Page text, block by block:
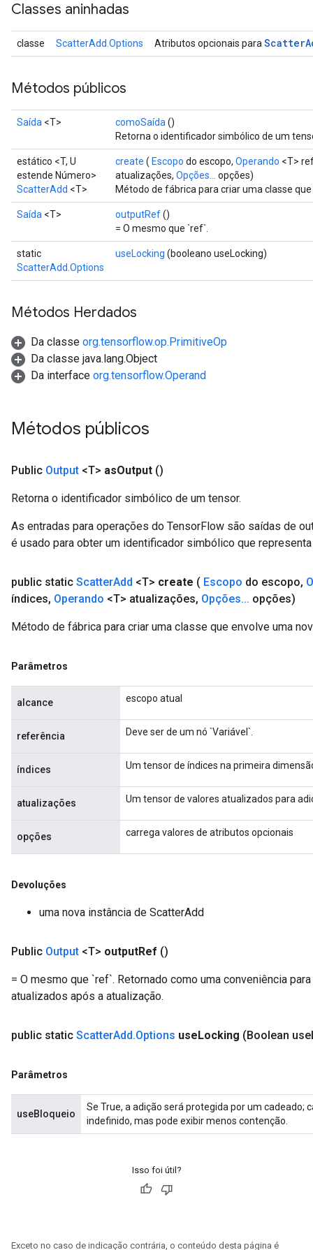
Classes aninhadas
classe ScatterAdd.Options Atributos opcionais paraScatter
Métodos públicos
Saída <T> comoSaída()
Retorna o identificador simbólico de um
estático <T, U
estende Número>
ScatterAdd <T>
create ( Escopo do escopo, Operando <T>
atualizações, Opções... opções)
Método de fábrica para criar uma classe
Saída <T> outputRef()
= O mesmo que `ref`.
static
ScatterAdd.Options
useLocking (booleano useLocking)
Métodos Herdados
Da classe org.tensorflow.op.PrimitiveOp
Da classe java.lang.Object
Da interface org.tensorflow.Operand
Métodos públicos
Public Output <T> asOutput ()
Retorna o identificador simbólico de um tensor.
As entradas para operações do TensorFlow são saídas de
é usado para obter um identificador simbólico que
public static ScatterAdd <T> create ( Escopo do escopo,
índices, Operando <T> atualizações, Opções... opções)
Método de fábrica para criar uma classe que envolve uma
Parâmetros
alcance escopo atual
referência Deve ser de um nó `Variável`.
índices Um tensor de índices na primeira
atualizações Um tensor de valores atualizados para
opções carrega valores de atributos opcionais
Devoluções
uma nova instância de ScatterAdd
Public Output <T> outputRef ()
= O mesmo que `ref`. Retornado como uma conveniência
atualizados após a atualização.
public static ScatterAdd.Options use Locking (Boolean use
Parâmetros
useBloqueio
Se True, a adição será protegida por um cadeado;
indefinido, mas pode exibir menos contenção.
Isso foi útil?
Exceto no caso de indicação contrária, o conteúdo desta página é